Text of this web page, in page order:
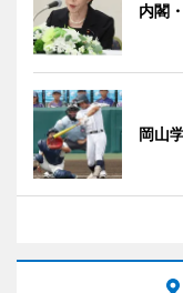
内閣
岡山